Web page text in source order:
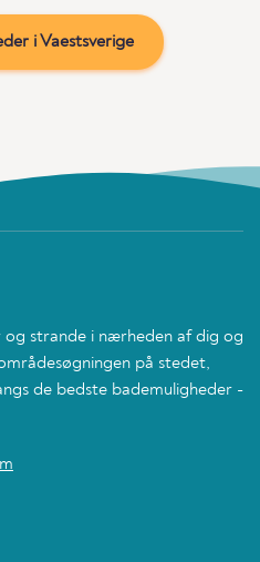
i Vaestsverige
strande i nærheden af dig og
på stedet,
de bedste bademuligheder -